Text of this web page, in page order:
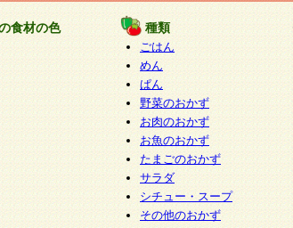
食材の色 種類
ごはん
めん
ぱん
野菜のおかず
お肉のおかず
お魚のおかず
たまごのおかず
サラダ
シチュー・スープ
その他のおかず